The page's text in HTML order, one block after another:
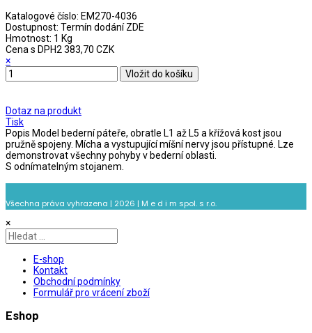
Katalogové číslo: EM270-4036
Dostupnost: Termín dodání ZDE
Hmotnost: 1 Kg
Cena s DPH2 383,70 CZK
×
Dotaz na produkt
Tisk
Popis Model bederní páteře, obratle L1 až L5 a křížová kost jsou
pružně spojeny. Mícha a vystupující míšní nervy jsou přístupné. Lze
demonstrovat všechny pohyby v bederní oblasti.
S odnímatelným stojanem.
Všechna práva vyhrazena | 2026 | M e d i m spol. s r.o.
×
E-shop
Kontakt
Obchodní podmínky
Formulář pro vrácení zboží
Eshop